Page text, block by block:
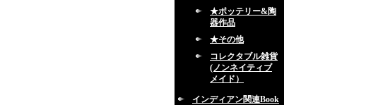
★ポッテリー&陶
器作品
★その他
コレクタブル雑貨
(ノンネイティブ
メイド）
インディアン関連Book